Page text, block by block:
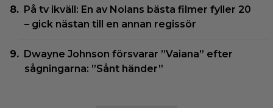
På tv ikväll: En av Nolans bästa filmer fyller 20
– gick nästan till en annan regissör
Dwayne Johnson försvarar ”Vaiana” efter
sågningarna: ”Sånt händer”